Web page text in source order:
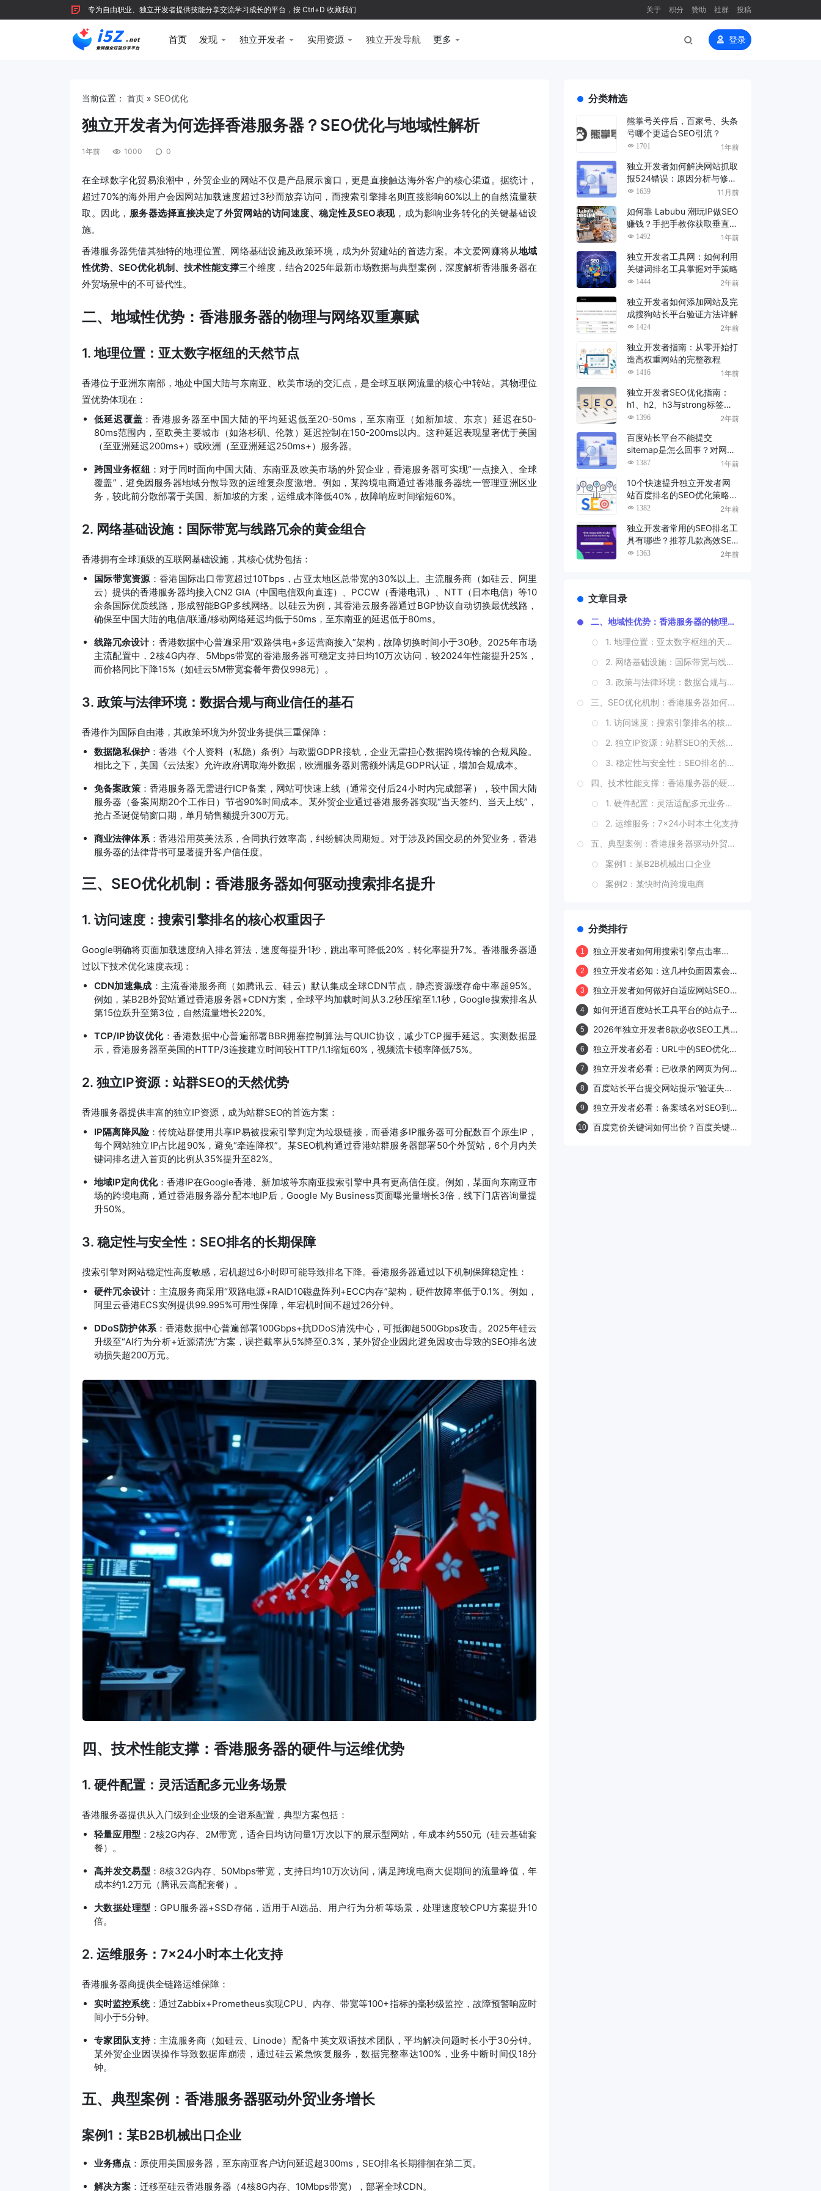
专为自由职业、独立开发者提供技能分享交流学习成长的平台，按 Ctrl+D 收藏我们 关于 积分 赞助 社群 投稿
首页 发现 独立开发者 实用资源 独立开发导航 更多 登录
当前位置： 首页 » SEO优化
独立开发者为何选择香港服务器？SEO优化与地域性解析
1年前 1000 0
在全球数字化贸易浪潮中，外贸企业的网站不仅是产品展示窗口，更是直接触达海外客户的核心渠道。据统计，
超过70%的海外用户会因网站加载速度超过3秒而放弃访问，而搜索引擎排名则直接影响60%以上的自然流量获
取。因此， 服务器选择直接决定了外贸网站的访问速度、稳定性及SEO表现，成为影响业务转化的关键基础设
施。
香港服务器凭借其独特的地理位置、网络基础设施及政策环境，成为外贸建站的首选方案。本文爱网赚将从地域
性优势、SEO优化机制、技术性能支撑三个维度，结合2025年最新市场数据与典型案例，深度解析香港服务器在
外贸场景中的不可替代性。
二、地域性优势：香港服务器的物理与网络双重禀赋
1. 地理位置：亚太数字枢纽的天然节点
香港位于亚洲东南部，地处中国大陆与东南亚、欧美市场的交汇点，是全球互联网流量的核心中转站。其物理位
置优势体现在：
低延迟覆盖 ：香港服务器至中国大陆的平均延迟低至20-50ms，至东南亚（如新加坡、东京）延迟在50-
80ms范围内，至欧美主要城市（如洛杉矶、伦敦）延迟控制在150-200ms以内。这种延迟表现显著优于美国
（至亚洲延迟200ms+）或欧洲（至亚洲延迟250ms+）服务器。
跨国业务枢纽：对于同时面向中国大陆、东南亚及欧美市场的外贸企业，香港服务器可实现“一点接入、全球
覆盖”，避免因服务器地域分散导致的运维复杂度激增。例如，某跨境电商通过香港服务器统一管理亚洲区业
务，较此前分散部署于美国、新加坡的方案，运维成本降低40%，故障响应时间缩短60%。
2. 网络基础设施：国际带宽与线路冗余的黄金组合
香港拥有全球顶级的互联网基础设施，其核心优势包括：
国际带宽资源：香港国际出口带宽超过10Tbps，占亚太地区总带宽的30%以上。主流服务商（如硅云、阿里
云）提供的香港服务器均接入CN2 GIA（中国电信双向直连）、PCCW（香港电讯）、NTT（日本电信）等10
余条国际优质线路，形成智能BGP多线网络。以硅云为例，其香港云服务器通过BGP协议自动切换最优线路，
确保至中国大陆的电信/联通/移动网络延迟均低于50ms，至东南亚的延迟低于80ms。
线路冗余设计：香港数据中心普遍采用“双路供电+多运营商接入”架构，故障切换时间小于30秒。2025年市场
主流配置中，2核4G内存、5Mbps带宽的香港服务器可稳定支持日均10万次访问，较2024年性能提升25%，
而价格同比下降15%（如硅云5M带宽套餐年费仅998元）。
3. 政策与法律环境：数据合规与商业信任的基石
香港作为国际自由港，其政策环境为外贸业务提供三重保障：
数据隐私保护 ：香港《个人资料（私隐）条例》与欧盟GDPR接轨，企业无需担心数据跨境传输的合规风险。
相比之下，美国《云法案》允许政府调取海外数据，欧洲服务器则需额外满足GDPR认证，增加合规成本。
免备案政策：香港服务器无需进行ICP备案，网站可快速上线（通常交付后24小时内完成部署），较中国大陆
服务器（备案周期20个工作日）节省90%时间成本。某外贸企业通过香港服务器实现“当天签约、当天上线”，
抢占圣诞促销窗口期，单月销售额提升300万元。
商业法律体系：香港沿用英美法系，合同执行效率高，纠纷解决周期短。对于涉及跨国交易的外贸业务，香港
服务器的法律背书可显著提升客户信任度。
三、SEO优化机制：香港服务器如何驱动搜索排名提升
1. 访问速度：搜索引擎排名的核心权重因子
Google明确将页面加载速度纳入排名算法，速度每提升1秒，跳出率可降低20%，转化率提升7%。香港服务器通
过以下技术优化速度表现：
CDN加速集成 ：主流香港服务商（如腾讯云、硅云）默认集成全球CDN节点，静态资源缓存命中率超95%。
例如，某B2B外贸站通过香港服务器+CDN方案，全球平均加载时间从3.2秒压缩至1.1秒，Google搜索排名从
第15位跃升至第3位，自然流量增长220%。
TCP/IP协议优化：香港数据中心普遍部署BBR拥塞控制算法与QUIC协议，减少TCP握手延迟。实测数据显
示，香港服务器至美国的HTTP/3连接建立时间较HTTP/1.1缩短60%，视频流卡顿率降低75%。
2. 独立IP资源：站群SEO的天然优势
香港服务器提供丰富的独立IP资源，成为站群SEO的首选方案：
IP隔离降风险：传统站群使用共享IP易被搜索引擎判定为垃圾链接，而香港多IP服务器可分配数百个原生IP，
每个网站独立IP占比超90%，避免“牵连降权”。某SEO机构通过香港站群服务器部署50个外贸站，6个月内关
键词排名进入首页的比例从35%提升至82%。
地域IP定向优化：香港IP在Google香港、新加坡等东南亚搜索引擎中具有更高信任度。例如，某面向东南亚市
场的跨境电商，通过香港服务器分配本地IP后，Google My Business页面曝光量增长3倍，线下门店咨询量提
升50%。
3. 稳定性与安全性：SEO排名的长期保障
搜索引擎对网站稳定性高度敏感，宕机超过6小时即可能导致排名下降。香港服务器通过以下机制保障稳定性：
硬件冗余设计：主流服务商采用“双路电源+RAID10磁盘阵列+ECC内存”架构，硬件故障率低于0.1%。例如，
阿里云香港ECS实例提供99.995%可用性保障，年宕机时间不超过26分钟。
DDoS防护体系：香港数据中心普遍部署100Gbps+抗DDoS清洗中心，可抵御超500Gbps攻击。2025年硅云
升级至“AI行为分析+近源清洗”方案，误拦截率从5%降至0.3%，某外贸企业因此避免因攻击导致的SEO排名波
动损失超200万元。
四、技术性能支撑：香港服务器的硬件与运维优势
1. 硬件配置：灵活适配多元业务场景
香港服务器提供从入门级到企业级的全谱系配置，典型方案包括：
轻量应用型 ：2核2G内存、2M带宽，适合日均访问量1万次以下的展示型网站，年成本约550元（硅云基础套
餐）。
高并发交易型 ：8核32G内存、50Mbps带宽，支持日均10万次访问，满足跨境电商大促期间的流量峰值，年
成本约1.2万元（腾讯云高配套餐）。
大数据处理型 ：GPU服务器+SSD存储，适用于AI选品、用户行为分析等场景，处理速度较CPU方案提升10
倍。
2. 运维服务：7×24小时本土化支持
香港服务器商提供全链路运维保障：
实时监控系统：通过Zabbix+Prometheus实现CPU、内存、带宽等100+指标的毫秒级监控，故障预警响应时
间小于5分钟。
专家团队支持：主流服务商（如硅云、Linode）配备中英文双语技术团队，平均解决问题时长小于30分钟。
某外贸企业因误操作导致数据库崩溃，通过硅云紧急恢复服务，数据完整率达100%，业务中断时间仅18分
钟。
五、典型案例：香港服务器驱动外贸业务增长
案例1：某B2B机械出口企业
业务痛点 ：原使用美国服务器，至东南亚客户访问延迟超300ms，SEO排名长期徘徊在第二页。
解决方案 ：迁移至硅云香港服务器（4核8G内存、10Mbps带宽），部署全球CDN。
分类精选
熊掌号关停后，百家号、头条
号哪个更适合SEO引流？
1701 1年前
独立开发者如何解决网站抓取
报524错误：原因分析与修复
指南1639 11月前
如何靠 Labubu 潮玩IP做SEO
赚钱？手把手教你获取垂直领
域的精准流量
1492 1年前
独立开发者工具网：如何利用
关键词排名工具掌握对手策略
1444 2年前
独立开发者如何添加网站及完
成搜狗站长平台验证方法详解
1424 2年前
独立开发者指南：从零开始打
造高权重网站的完整教程
1416 1年前
独立开发者SEO优化指南：
h1、h2、h3与strong标签的
实战技巧
1396 2年前
百度站长平台不能提交
sitemap是怎么回事？对网站
有什么影响？
1387 1年前
10个快速提升独立开发者网
站百度排名的SEO优化策略分
享(超详细)
1382 2年前
独立开发者常用的SEO排名工
具有哪些？推荐几款高效SEO
优化工具
1363 2年前
文章目录
二、地域性优势：香港服务器的物理与网络双重禀赋
1. 地理位置：亚太数字枢纽的天然节点
2. 网络基础设施：国际带宽与线路冗余的黄金组合
3. 政策与法律环境：数据合规与商业信任的基石
三、SEO优化机制：香港服务器如何驱动搜索排名提升
1. 访问速度：搜索引擎排名的核心权重因子
2. 独立IP资源：站群SEO的天然优势
3. 稳定性与安全性：SEO排名的长期保障
四、技术性能支撑：香港服务器的硬件与运维优势
1. 硬件配置：灵活适配多元业务场景
2. 运维服务：7×24小时本土化支持
五、典型案例：香港服务器驱动外贸业务增长
案例1：某B2B机械出口企业
案例2：某快时尚跨境电商
分类排行
1
独立开发者如何用搜索引擎点击率
2
独立开发者必知：这几种负面因素会严
3
独立开发者如何做好自适应网站SEO优
4
如何开通百度站长工具平台的站点子链
5
2026年独立开发者8款必收SEO工具
6
独立开发者必看：URL中的SEO优化技
7
独立开发者必看：已收录的网页为何突
8
百度站长平台提交网站提示“验证失
9
独立开发者必看：备案域名对SEO到底
10
百度竞价关键词如何出价？百度关键词